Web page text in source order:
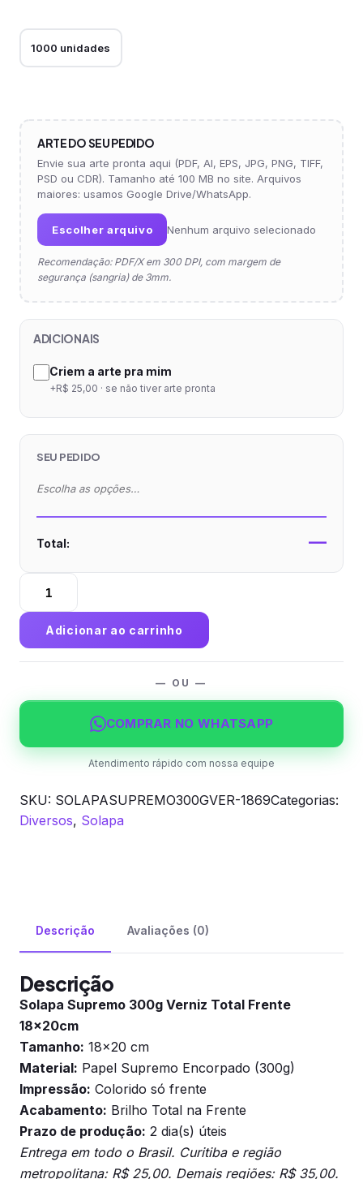
1000 unidades
ARTE DO SEU PEDIDO
Envie sua arte pronta aqui (PDF, AI, EPS, JPG, PNG, TIFF,
PSD ou CDR). Tamanho até 100 MB no site. Arquivos
maiores: usamos Google Drive/WhatsApp.
Escolher arquivo Nenhum arquivo selecionado
Recomendação: PDF/X em 300 DPI, com margem de
segurança (sangria) de 3mm.
ADICIONAIS
Criem a arte pra mim
+R$ 25,00 · se não tiver arte pronta
SEU PEDIDO
Escolha as opções…
Total: —
Solapa
Supremo
300g
Verniz
Total
quantidade
Adicionar ao carrinho
— OU —
COMPRAR NO WHATSAPP
Atendimento rápido com nossa equipe
SKU: SOLAPASUPREMO300GVER-1869Categorias:
Diversos, Solapa
Descrição Avaliações (0)
Descrição
Solapa Supremo 300g Verniz Total Frente
18x20cm
Tamanho: 18×20 cm
Material: Papel Supremo Encorpado (300g)
Impressão: Colorido só frente
Acabamento: Brilho Total na Frente
Prazo de produção: 2 dia(s) úteis
Entrega em todo o Brasil. Curitiba e região
metropolitana: R$ 25,00. Demais regiões: R$ 35,00.